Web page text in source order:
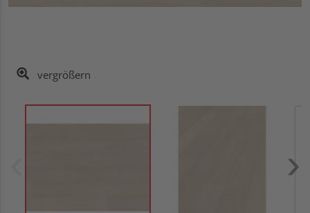
vergrößern